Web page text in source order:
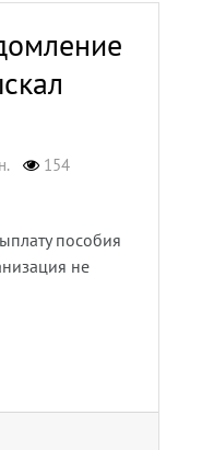
154
пособия
не